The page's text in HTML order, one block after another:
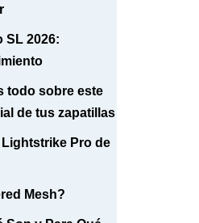
SL 2026:
todo sobre este
de tus zapatillas
Pro de
Mesh?